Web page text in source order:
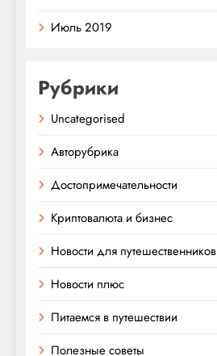
Июль 2019
Рубрики
Uncategorised
Авторубрика
Достопримечательности
Криптовалюта и бизнес
Новости для путешественников
Новости плюс
Питаемся в путешествии
Полезные советы